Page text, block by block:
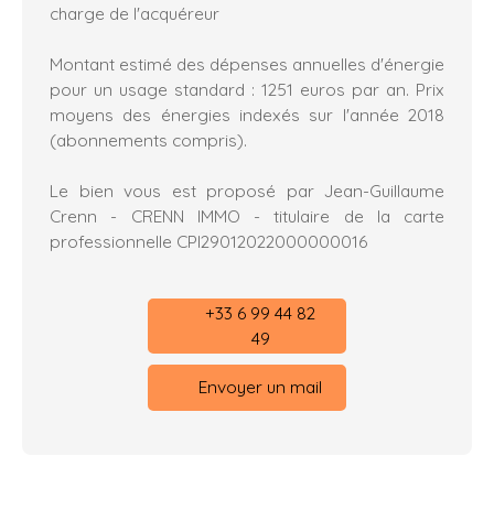
charge de l'acquéreur
Montant estimé des dépenses annuelles d'énergie
pour un usage standard : 1251 euros par an. Prix
moyens des énergies indexés sur l'année 2018
(abonnements compris).
Le bien vous est proposé par Jean-Guillaume
Crenn - CRENN IMMO - titulaire de la carte
professionnelle CPI29012022000000016
+33 6 99 44 82
49
Envoyer un mail